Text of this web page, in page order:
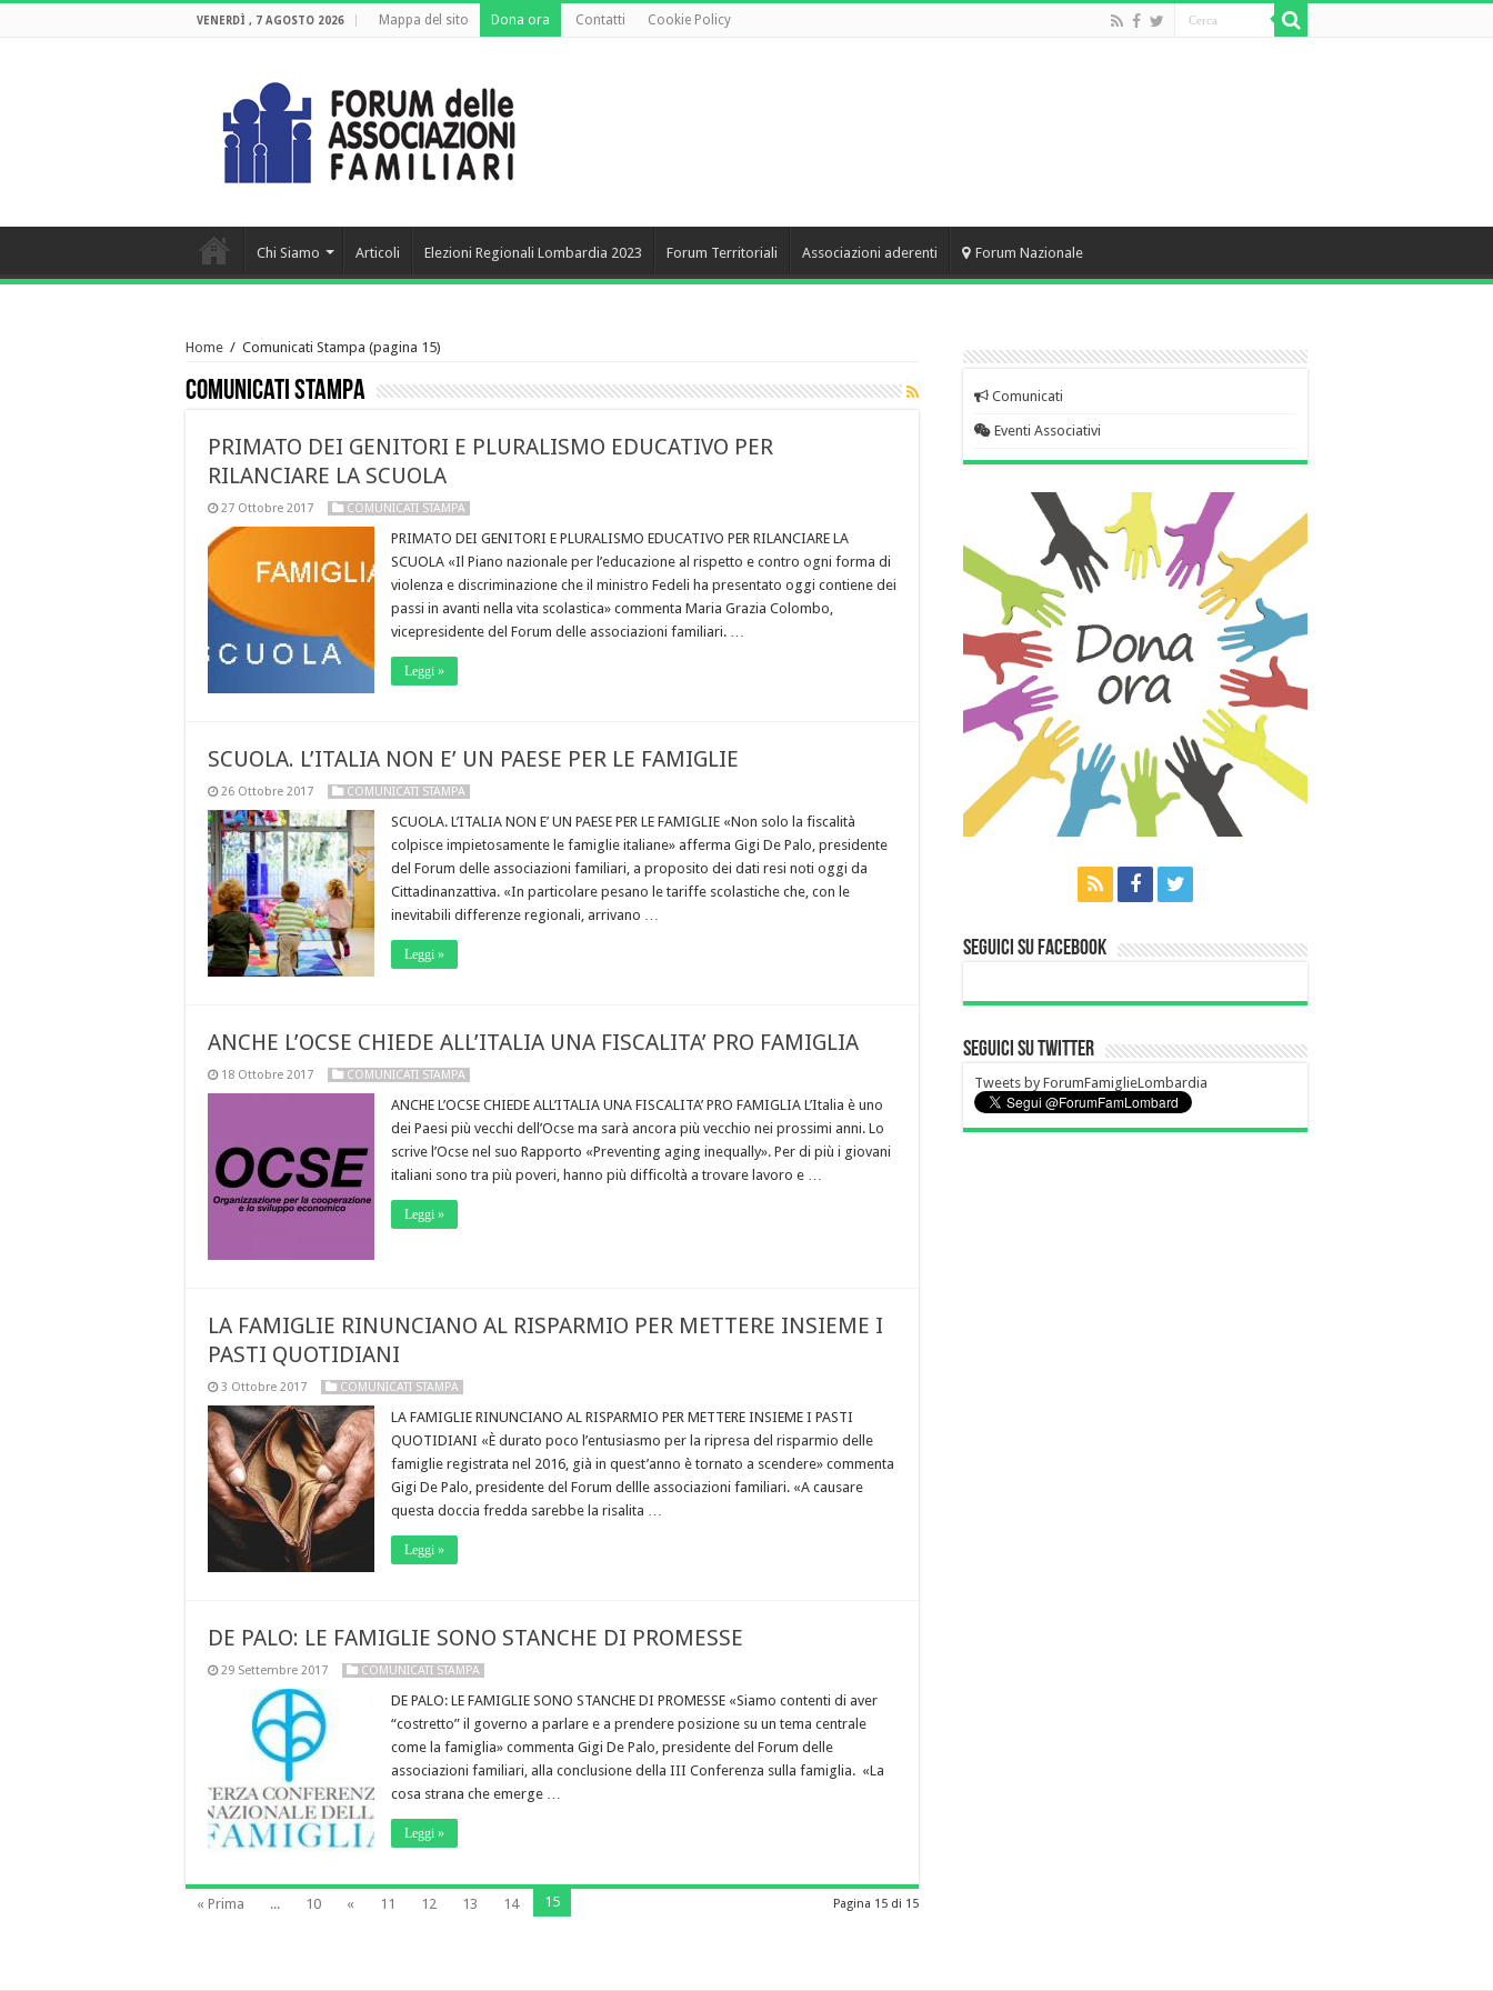
VENERDÌ , 7 AGOSTO 2026 Mappa del sito Dona ora Contatti Cookie Policy
Chi Siamo Articoli Elezioni Regionali Lombardia 2023 Forum Territoriali Associazioni aderenti Forum Nazionale
Home / Comunicati Stampa (pagina 15)
Comunicati Stampa
PRIMATO DEI GENITORI E PLURALISMO EDUCATIVO PER
RILANCIARE LA SCUOLA
27 Ottobre 2017 COMUNICATI STAMPA
PRIMATO DEI GENITORI E PLURALISMO EDUCATIVO PER RILANCIARE LA
SCUOLA «Il Piano nazionale per l’educazione al rispetto e contro ogni forma di
violenza e discriminazione che il ministro Fedeli ha presentato oggi contiene dei
passi in avanti nella vita scolastica» commenta Maria Grazia Colombo,
vicepresidente del Forum delle associazioni familiari. …
Leggi »
SCUOLA. L’ITALIA NON E’ UN PAESE PER LE FAMIGLIE
26 Ottobre 2017 COMUNICATI STAMPA
SCUOLA. L’ITALIA NON E’ UN PAESE PER LE FAMIGLIE «Non solo la fiscalità
colpisce impietosamente le famiglie italiane» afferma Gigi De Palo, presidente
del Forum delle associazioni familiari, a proposito dei dati resi noti oggi da
Cittadinanzattiva. «In particolare pesano le tariffe scolastiche che, con le
inevitabili differenze regionali, arrivano …
Leggi »
ANCHE L’OCSE CHIEDE ALL’ITALIA UNA FISCALITA’ PRO FAMIGLIA
18 Ottobre 2017 COMUNICATI STAMPA
ANCHE L’OCSE CHIEDE ALL’ITALIA UNA FISCALITA’ PRO FAMIGLIA L’Italia è uno
dei Paesi più vecchi dell’Ocse ma sarà ancora più vecchio nei prossimi anni. Lo
scrive l’Ocse nel suo Rapporto «Preventing aging inequally». Per di più i giovani
italiani sono tra più poveri, hanno più difficoltà a trovare lavoro e …
Leggi »
LA FAMIGLIE RINUNCIANO AL RISPARMIO PER METTERE INSIEME I
PASTI QUOTIDIANI
3 Ottobre 2017 COMUNICATI STAMPA
LA FAMIGLIE RINUNCIANO AL RISPARMIO PER METTERE INSIEME I PASTI
QUOTIDIANI «È durato poco l’entusiasmo per la ripresa del risparmio delle
famiglie registrata nel 2016, già in quest’anno è tornato a scendere» commenta
Gigi De Palo, presidente del Forum dellle associazioni familiari. «A causare
questa doccia fredda sarebbe la risalita …
Leggi »
DE PALO: LE FAMIGLIE SONO STANCHE DI PROMESSE
29 Settembre 2017 COMUNICATI STAMPA
DE PALO: LE FAMIGLIE SONO STANCHE DI PROMESSE «Siamo contenti di aver
“costretto” il governo a parlare e a prendere posizione su un tema centrale
come la famiglia» commenta Gigi De Palo, presidente del Forum delle
associazioni familiari, alla conclusione della III Conferenza sulla famiglia. «La
cosa strana che emerge …
Leggi »
Pagina 15 di 15
« Prima ... 10 « 11 12 13 14 15
Comunicati
Eventi Associativi
Seguici su Facebook
Seguici su Twitter
Tweets by ForumFamiglieLombardia